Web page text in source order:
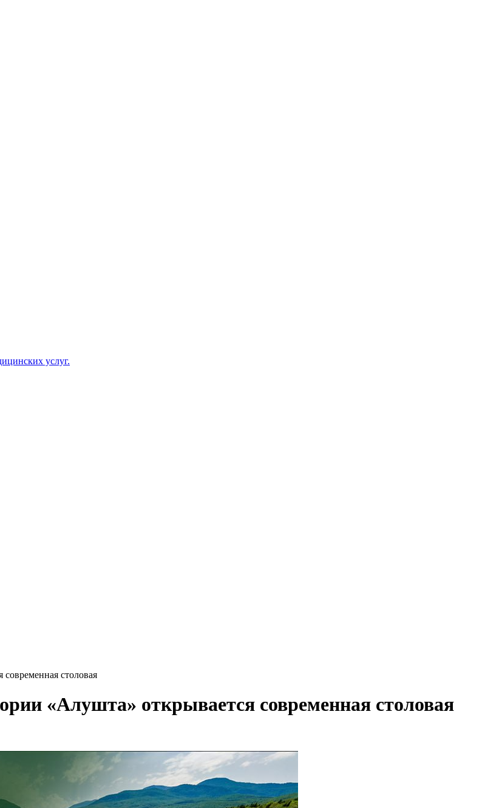
услуг.
столовая
«Алушта» открывается современная столовая